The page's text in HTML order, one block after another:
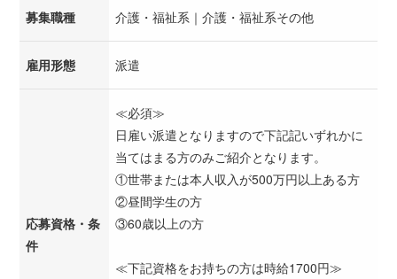
募集職種 介護・福祉系｜介護・福祉系その他
雇用形態 派遣
応募資格・条
件
≪必須≫
日雇い派遣となりますので下記記いずれかに
当てはまる方のみご紹介となります。
①世帯または本人収入が500万円以上ある方
②昼間学生の方
③60歳以上の方
≪下記資格をお持ちの方は時給1700円≫